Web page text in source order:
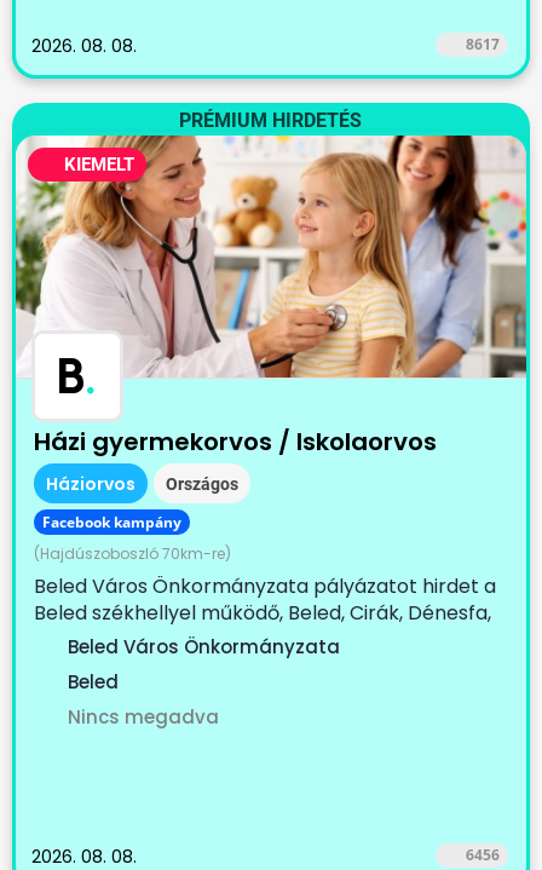
2026. 08. 08. 8617
PRÉMIUM HIRDETÉS
KIEMELT
B.
Házi gyermekorvos / Iskolaorvos
Háziorvos Országos
Facebook kampány
(Hajdúszoboszló 70km-re)
Beled Város Önkormányzata pályázatot hirdet a
Beled székhellyel működő, Beled, Cirák, Dénesfa,
Edve,...Beled Város Önkormányzata
Beled
Nincs megadva
2026. 08. 08. 6456